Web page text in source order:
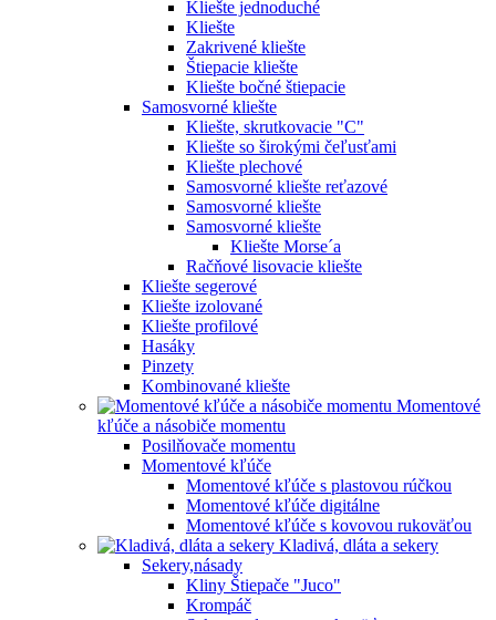
Kliešte jednoduché
Kliešte
Zakrivené kliešte
Štiepacie kliešte
Kliešte bočné štiepacie
Samosvorné kliešte
Kliešte, skrutkovacie "C"
Kliešte so širokými čeľusťami
Kliešte plechové
Samosvorné kliešte reťazové
Samosvorné kliešte
Samosvorné kliešte
Kliešte Morse´a
Račňové lisovacie kliešte
Kliešte segerové
Kliešte izolované
Kliešte profilové
Hasáky
Pinzety
Kombinované kliešte
Momentové
kľúče a násobiče momentu
Posilňovače momentu
Momentové kľúče
Momentové kľúče s plastovou rúčkou
Momentové kľúče digitálne
Momentové kľúče s kovovou rukoväťou
Kladivá, dláta a sekery
Sekery,násady
Kliny Štiepače "Juco"
Krompáč